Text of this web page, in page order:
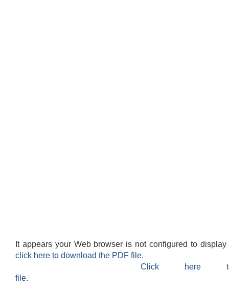
It appears your Web browser is not configured to
click here to download the PDF file.
Click here
file.